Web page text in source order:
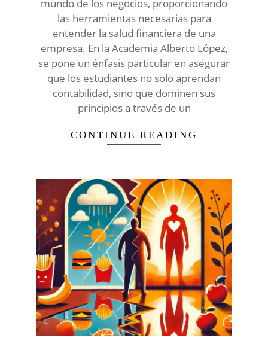
mundo de los negocios, proporcionando
las herramientas necesarias para
entender la salud financiera de una
empresa. En la Academia Alberto López,
se pone un énfasis particular en asegurar
que los estudiantes no solo aprendan
contabilidad, sino que dominen sus
principios a través de un
CONTINUE READING